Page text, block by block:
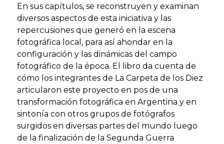
En sus capítulos, se reconstruyen y examinan
diversos aspectos de esta iniciativa y las
repercusiones que generó en la escena
fotográfica local, para así ahondar en la
configuración y las dinámicas del campo
fotográfico de la época. El libro da cuenta de
cómo los integrantes de La Carpeta de los Diez
articularon este proyecto en pos de una
transformación fotográfica en Argentina y en
sintonía con otros grupos de fotógrafos
surgidos en diversas partes del mundo luego
de la finalización de la Segunda Guerra